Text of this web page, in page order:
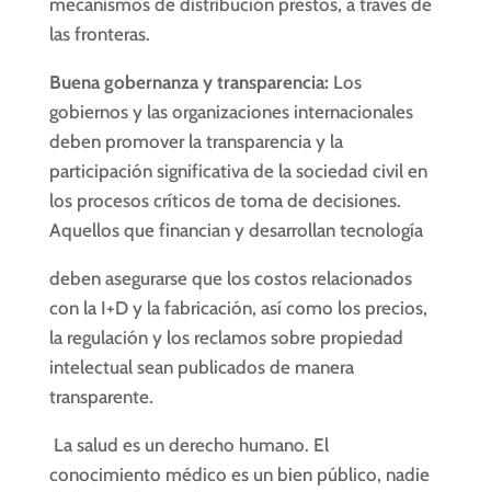
mecanismos de distribución prestos, a través de
las fronteras.
Buena gobernanza y transparencia: Los
gobiernos y las organizaciones internacionales
deben promover la transparencia y la
participación significativa de la sociedad civil en
los procesos críticos de toma de decisiones.
Aquellos que financian y desarrollan tecnología
deben asegurarse que los costos relacionados
con la I+D y la fabricación, así como los precios,
la regulación y los reclamos sobre propiedad
intelectual sean publicados de manera
transparente.
La salud es un derecho humano. El
conocimiento médico es un bien público, nadie